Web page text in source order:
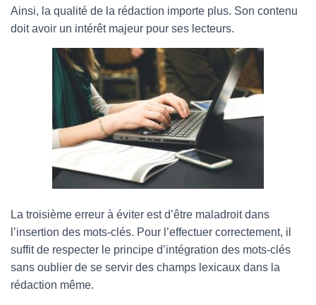
Ainsi, la qualité de la rédaction importe plus. Son contenu
doit avoir un intérêt majeur pour ses lecteurs.
La troisième erreur à éviter est d’être maladroit dans
l’insertion des mots-clés. Pour l’effectuer correctement, il
suffit de respecter le principe d’intégration des mots-clés
sans oublier de se servir des champs lexicaux dans la
rédaction même.